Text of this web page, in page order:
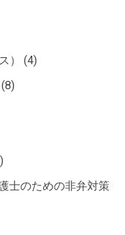
）
(4)
(8)
士のための非弁対策